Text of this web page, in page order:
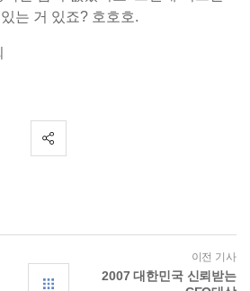
는 거 있죠? 호호호.
이전 기사
2007 대한민국 신뢰받는